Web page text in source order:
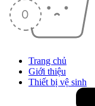
Trang chủ
Giới thiệu
Thiết bị vệ sinh